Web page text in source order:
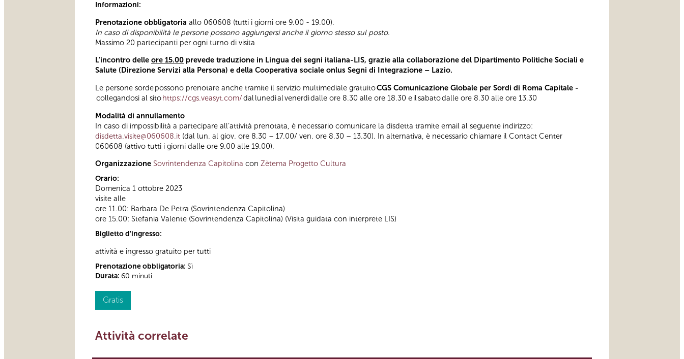
Informazioni:
Prenotazione obbligatoria allo 060608 (tutti i giorni ore 9.00 - 19.00).
In caso di disponibilità le persone possono aggiungersi anche il giorno stesso sul posto.
Massimo 20 partecipanti per ogni turno di visita
L’incontro delle ore 15.00 prevede traduzione in Lingua dei segni italiana-LIS, grazie alla collaborazione del Dipartimento Politiche Sociali e
Salute (Direzione Servizi alla Persona) e della Cooperativa sociale onlus Segni di Integrazione – Lazio.
Le persone sorde possono prenotare anche tramite il servizio multimediale gratuitoCGS Comunicazione Globale per Sordi di Roma Capitale -
collegandosi al sitohttps://cgs.veasyt.com/dal lunedì al venerdì dalle ore 8.30 alle ore 18.30 e il sabato dalle ore 8.30 alle ore 13.30
Modalità di annullamento
In caso di impossibilità a partecipare all’attività prenotata, è necessario comunicare la disdetta tramite email al seguente indirizzo:
disdetta.visite@060608.it (dal lun. al giov. ore 8.30 – 17.00/ ven. ore 8.30 – 13.30). In alternativa, è necessario chiamare il Contact Center
060608 (attivo tutti i giorni dalle ore 9.00 alle 19.00).
Organizzazione Sovrintendenza Capitolina con Zètema Progetto Cultura
Orario:
Domenica 1 ottobre 2023
visite alle
ore 11.00: Barbara De Petra (Sovrintendenza Capitolina)
ore 15.00: Stefania Valente (Sovrintendenza Capitolina) (Visita guidata con interprete LIS)
Biglietto d'ingresso:
attività e ingresso gratuito per tutti
Prenotazione obbligatoria: Sì
Durata: 60 minuti
Gratis
Attività correlate